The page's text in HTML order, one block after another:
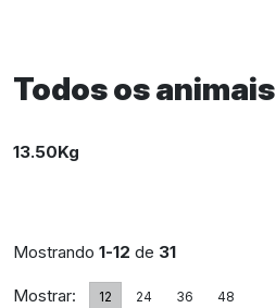
Todos os animais
13.50Kg
Mostrando 1-12 de 31
Mostrar: 12 24 36 48